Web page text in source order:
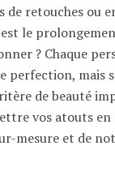
de retouches ou
le
? Chaque
perfection, mais
de beauté
vos atouts en
mesure et de